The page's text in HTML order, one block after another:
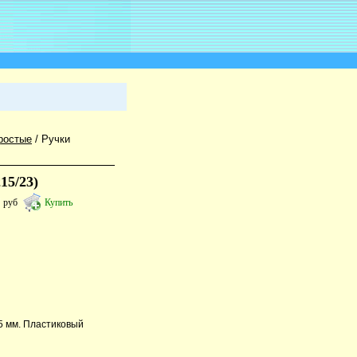
/ Ручки
23)
руб Купить
мм. Пластиковый